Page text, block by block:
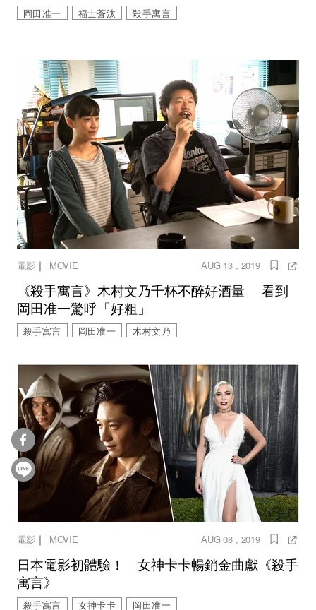
岡田准一 福士蒼汰 殺手寓言
電影 ｜ MOVIE AUG 13 , 2019
《殺手寓言》木村文乃千杯不醉好酒量 看到
岡田准一驚呼「好粗」
殺手寓言 岡田准一 木村文乃
電影 ｜ MOVIE AUG 08 , 2019
日本電影初體驗！ 女神卡卡暢銷金曲獻《殺手
寓言》
殺手寓言 女神卡卡 岡田准一